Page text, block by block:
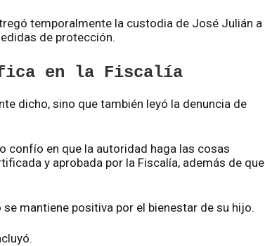
temporalmente la custodia de José Julián a
de protección.
en la Fiscalía
dicho, sino que también leyó la denuncia de
confío en que la autoridad haga las cosas
y aprobada por la Fiscalía, además de que
mantiene positiva por el bienestar de su hijo.